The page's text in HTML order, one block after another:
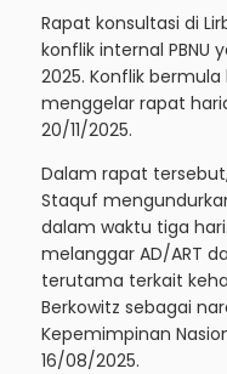
Rapat konsultasi di
konflik internal PBNU
2025. Konflik
menggelar rapat
20/11/2025.
Dalam rapat
Staquf
dalam waktu tiga
melanggar AD/ART
terutama terkait
Berkowitz sebagai
Kepemimpinan
16/08/2025.